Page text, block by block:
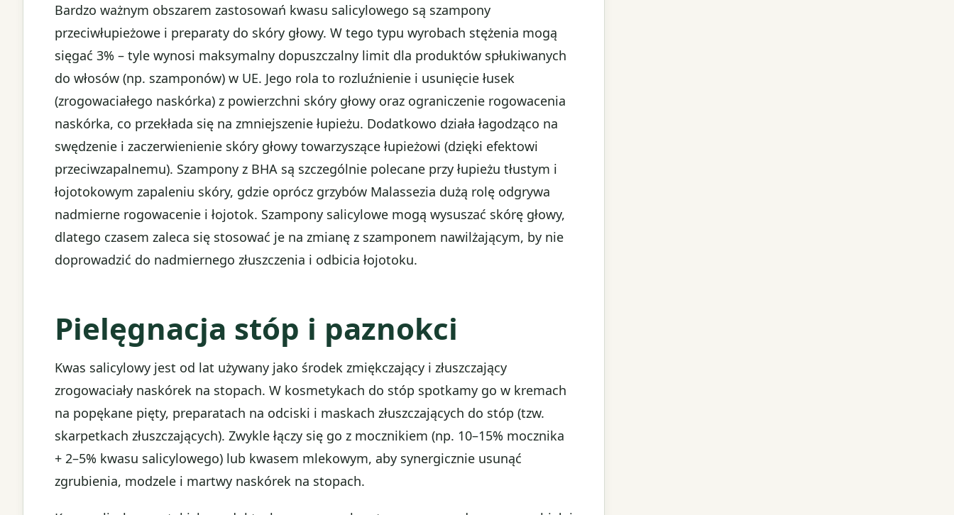
Bardzo ważnym obszarem zastosowań kwasu salicylowego są szampony
przeciwłupieżowe i preparaty do skóry głowy. W tego typu wyrobach stężenia mogą
sięgać 3% – tyle wynosi maksymalny dopuszczalny limit dla produktów spłukiwanych
do włosów (np. szamponów) w UE. Jego rola to rozluźnienie i usunięcie łusek
(zrogowaciałego naskórka) z powierzchni skóry głowy oraz ograniczenie rogowacenia
naskórka, co przekłada się na zmniejszenie łupieżu. Dodatkowo działa łagodząco na
swędzenie i zaczerwienienie skóry głowy towarzyszące łupieżowi (dzięki efektowi
przeciwzapalnemu). Szampony z BHA są szczególnie polecane przy łupieżu tłustym i
łojotokowym zapaleniu skóry, gdzie oprócz grzybów Malassezia dużą rolę odgrywa
nadmierne rogowacenie i łojotok. Szampony salicylowe mogą wysuszać skórę głowy,
dlatego czasem zaleca się stosować je na zmianę z szamponem nawilżającym, by nie
doprowadzić do nadmiernego złuszczenia i odbicia łojotoku.
Pielęgnacja stóp i paznokci
Kwas salicylowy jest od lat używany jako środek zmiękczający i złuszczający
zrogowaciały naskórek na stopach. W kosmetykach do stóp spotkamy go w kremach
na popękane pięty, preparatach na odciski i maskach złuszczających do stóp (tzw.
skarpetkach złuszczających). Zwykle łączy się go z mocznikiem (np. 10–15% mocznika
+ 2–5% kwasu salicylowego) lub kwasem mlekowym, aby synergicznie usunąć
zgrubienia, modzele i martwy naskórek na stopach.